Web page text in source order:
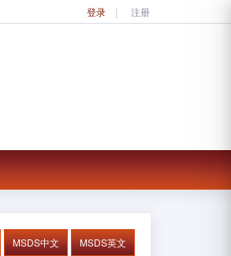
登录 注册
MSDS中文 MSDS英文